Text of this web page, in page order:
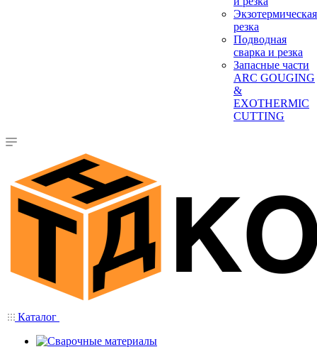
Экзотермическая
резка
Подводная
сварка и резка
Запасные части
ARC GOUGING
&
EXOTHERMIC
CUTTING
Каталог